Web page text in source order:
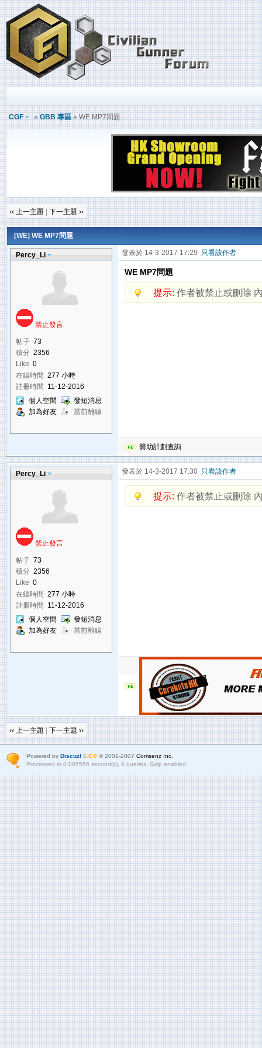
CGF »GBB 專區» WE MP7問題
‹‹ 上一主題 下一主題 ››
[WE] WE MP7問題
Percy_Li
禁止發言
帖子 73
積分 2356
Like 0
在線時間 277 小時
註冊時間 11-12-2016
個人空間
發短消息
加為好友
當前離線
發表於 14-3-2017 17:29 只看該作者
WE MP7問題
提示: 作者被禁止或刪除
贊助計劃查詢
Percy_Li
禁止發言
帖子 73
積分 2356
Like 0
在線時間 277 小時
註冊時間 11-12-2016
個人空間
發短消息
加為好友
當前離線
發表於 14-3-2017 17:30 只看該作者
提示: 作者被禁止或刪除
‹‹ 上一主題 下一主題 ››
Powered by Discuz! 6.0.0© 2001-2007 Comsenz Inc.
Processed in 0.005556 second(s), 8 queries, Gzip enabled.